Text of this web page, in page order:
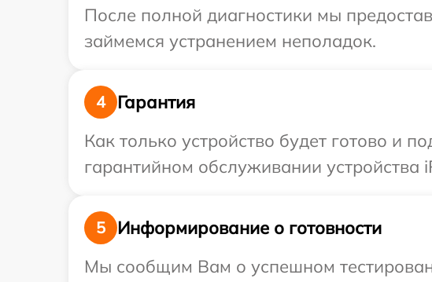
После полной диагностики мы
займемся устранением неполадок.
4
Гарантия
Как только устройство будет готово и
гарантийном обслуживании устройства
5
Информирование о готовности
Мы сообщим Вам о успешном